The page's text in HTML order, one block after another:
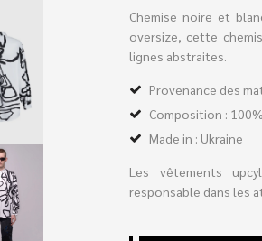
Chemise noire et
oversize, cette
lignes abstraites.
Provenance des
Composition :
Made in : Ukraine
Les vêtements
responsable dans les